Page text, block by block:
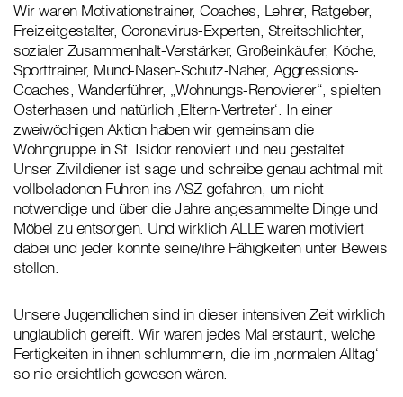
Wir waren Motivationstrainer, Coaches, Lehrer, Ratgeber,
Freizeitgestalter, Coronavirus-Experten, Streitschlichter,
sozialer Zusammenhalt-Verstärker, Großeinkäufer, Köche,
Sporttrainer, Mund-Nasen-Schutz-Näher, Aggressions-
Coaches, Wanderführer, „Wohnungs-Renovierer“, spielten
Osterhasen und natürlich ‚Eltern-Vertreter‘. In einer
zweiwöchigen Aktion haben wir gemeinsam die
Wohngruppe in St. Isidor renoviert und neu gestaltet.
Unser Zivildiener ist sage und schreibe genau achtmal mit
vollbeladenen Fuhren ins ASZ gefahren, um nicht
notwendige und über die Jahre angesammelte Dinge und
Möbel zu entsorgen. Und wirklich ALLE waren motiviert
dabei und jeder konnte seine/ihre Fähigkeiten unter Beweis
stellen.
Unsere Jugendlichen sind in dieser intensiven Zeit wirklich
unglaublich gereift. Wir waren jedes Mal erstaunt, welche
Fertigkeiten in ihnen schlummern, die im ‚normalen Alltag‘
so nie ersichtlich gewesen wären.